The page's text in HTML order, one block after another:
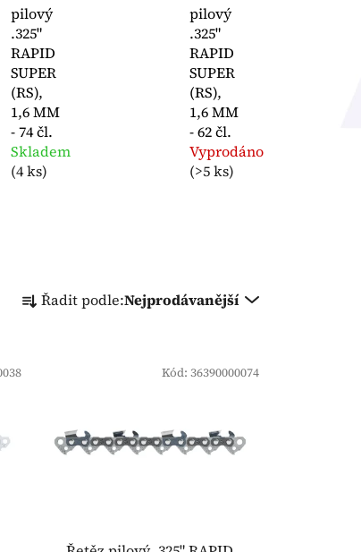
pilový
.325"
RAPID
SUPER
(RS),
1,6 MM
- 74 čl.
Skladem
(4 ks)
pilový
.325"
RAPID
SUPER
(RS),
1,6 MM
- 62 čl.
Vyprodáno
(>5 ks)
a
n
Řadit podle:Nejprodávanější
Kód: 36390000074